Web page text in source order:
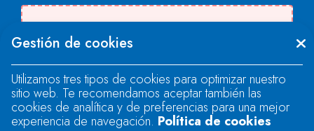
"text".
Se produjo un error al cargar el campo
"text".
Gestión de cookies
Utilizamos tres tipos de cookies para optimizar nuestro
sitio web. Te recomendamos aceptar también las
cookies de analítica y de preferencias para una mejor
experiencia de navegación. Política de cookies